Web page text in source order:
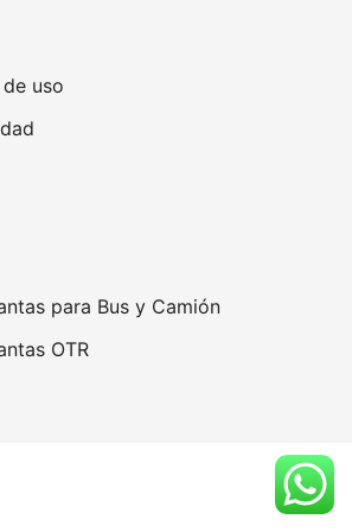
uso
para Bus y Camión
OTR